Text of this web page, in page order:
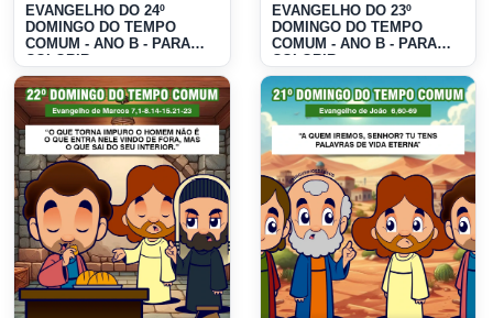
EVANGELHO DO 24º
DOMINGO DO TEMPO
COMUM - ANO B - PARA
COLORIR
EVANGELHO DO 23º
DOMINGO DO TEMPO
COMUM - ANO B - PARA
COLORIR